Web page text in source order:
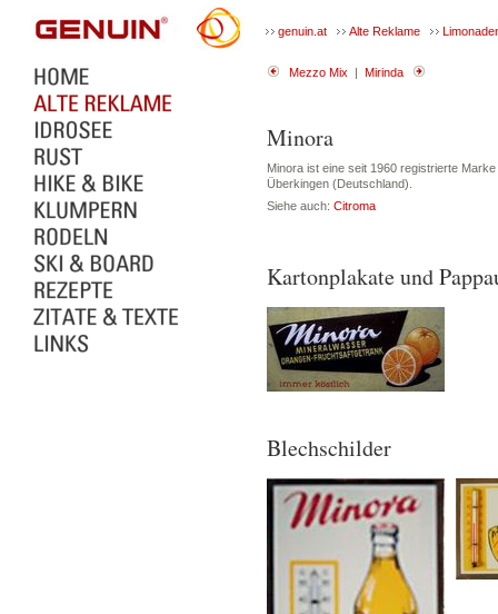
genuin.at Alte Reklame
Mezzo Mix | Mirinda
Minora
Minora ist eine seit 1960 registrierte
Überkingen (Deutschland).
Siehe auch: Citroma
Kartonplakate und
Blechschilder